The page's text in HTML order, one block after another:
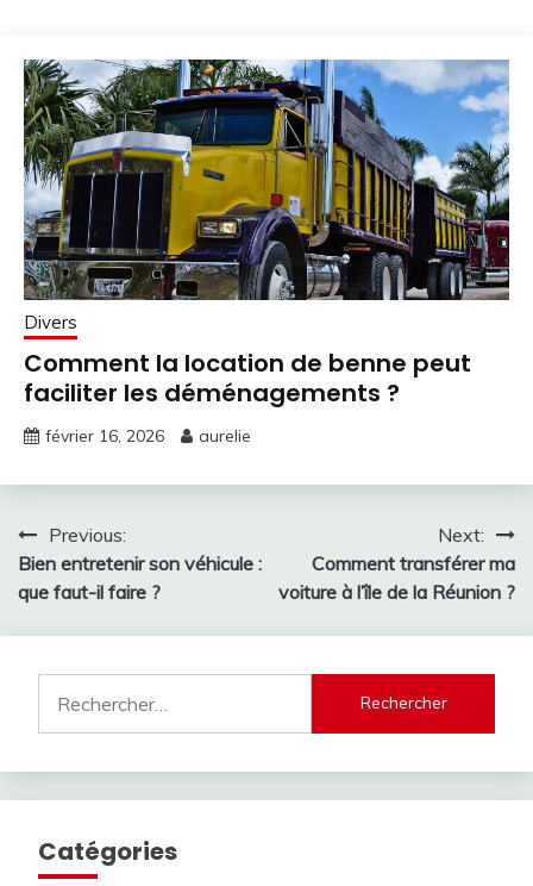
Divers
Comment la location de benne peut
faciliter les déménagements ?
février 16, 2026 aurelie
Navigation
de
Previous:
Bien entretenir son véhicule :
que faut-il faire ?
Next:
Comment transférer ma
voiture à l’île de la Réunion ?
Catégories